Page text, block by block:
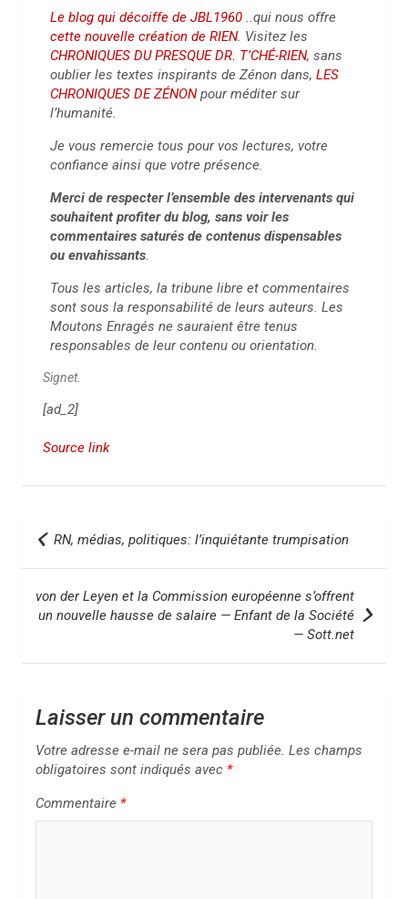
Le blog qui décoiffe de JBL1960 ..qui nous offre
cette nouvelle création de RIEN. Visitez les
CHRONIQUES DU PRESQUE DR. T’CHÉ-RIEN, sans
oublier les textes inspirants de Zénon dans, LES
CHRONIQUES DE ZÉNONpour méditer sur
l’humanité.
Je vous remercie tous pour vos lectures, votre
confiance ainsi que votre présence.
Merci de respecter l’ensemble des intervenants qui
souhaitent profiter du blog, sans voir les
commentaires saturés de contenus dispensables
ou envahissants.
Tous les articles, la tribune libre et commentaires
sont sous la responsabilité de leurs auteurs. Les
Moutons Enragés ne sauraient être tenus
responsables de leur contenu ou orientation.
Signet.
[ad_2]
Source link
a
RN, médias, politiques: l’inquiétante trumpisation
von der Leyen et la Commission européenne s’offrent
un nouvelle hausse de salaire — Enfant de la Société
— Sott.net
Laisser un commentaire
Votre adresse e-mail ne sera pas publiée. Les champs
obligatoires sont indiqués avec *
Commentaire *